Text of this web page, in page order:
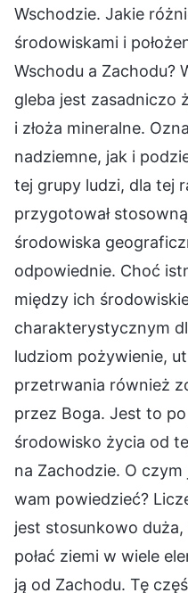
Wschodzie. Jakie
środowiskami i
Wschodu a Zachodu?
gleba jest zasadniczo
i złoża mineralne.
nadziemne, jak i
tej grupy ludzi, dla tej
przygotował
środowiska
odpowiednie. Choć
między ich
charakterystycznym
ludziom pożywienie,
przetrwania również
przez Boga. Jest to
środowisko życia od
na Zachodzie. O
wam powiedzieć?
jest stosunkowo
połać ziemi w wiele
ją od Zachodu. Tę